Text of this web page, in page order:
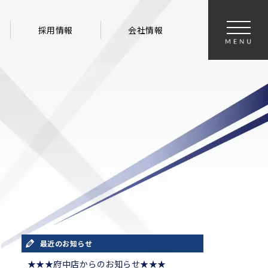
採用情報 会社情報
最近のお知らせ
★★★府中店からのお知らせ★★★